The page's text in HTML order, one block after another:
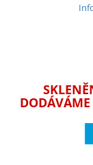
DODÁVÁME